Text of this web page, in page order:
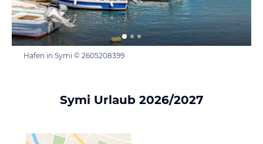
Hafen in Symi © 2605208399
Symi Urlaub 2026/2027